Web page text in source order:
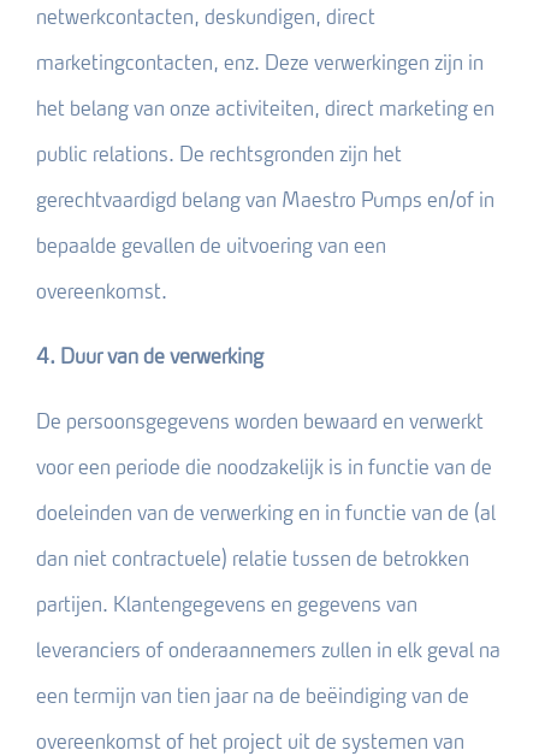
netwerkcontacten, deskundigen, direct
marketingcontacten, enz. Deze verwerkingen zijn in
het belang van onze activiteiten, direct marketing en
public relations. De rechtsgronden zijn het
gerechtvaardigd belang van Maestro Pumps en/of in
bepaalde gevallen de uitvoering van een
overeenkomst.
4. Duur van de verwerking
De persoonsgegevens worden bewaard en verwerkt
voor een periode die noodzakelijk is in functie van de
doeleinden van de verwerking en in functie van de (al
dan niet contractuele) relatie tussen de betrokken
partijen. Klantengegevens en gegevens van
leveranciers of onderaannemers zullen in elk geval na
een termijn van tien jaar na de beëindiging van de
overeenkomst of het project uit de systemen van